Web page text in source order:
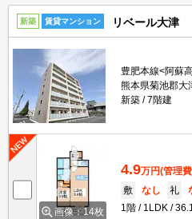
新築 賃貸マンション リベール大津
豊肥本線<阿蘇
熊本県菊池郡大
新築
7階建
画像：14枚
4.9万円(管理
敷
なし 礼
1階
1LDK